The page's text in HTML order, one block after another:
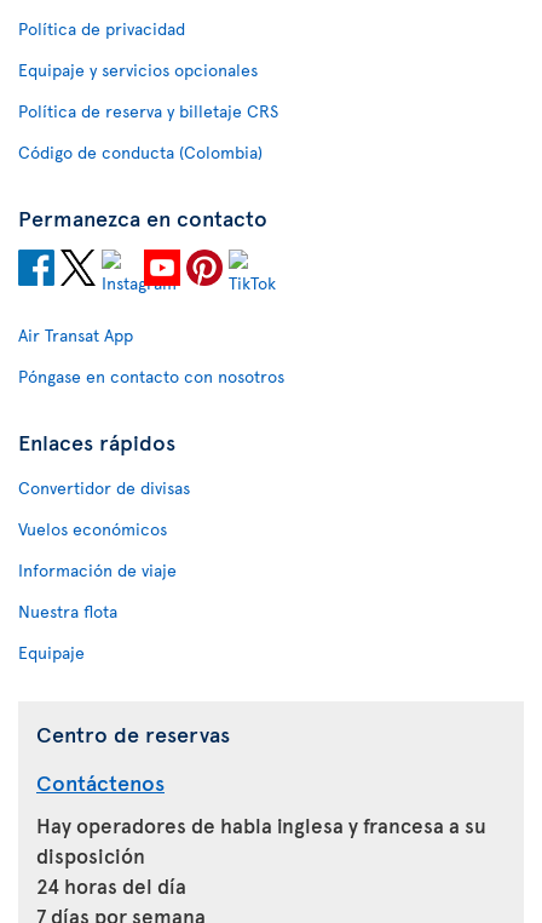
Política de privacidad
Equipaje y servicios opcionales
Política de reserva y billetaje CRS
Código de conducta (Colombia)
Permanezca en contacto
Air Transat App
Póngase en contacto con nosotros
Enlaces rápidos
Convertidor de divisas
Vuelos económicos
Información de viaje
Nuestra flota
Equipaje
Centro de reservas
Contáctenos
Hay operadores de habla inglesa y francesa a su
disposición
24 horas del día
7 días por semana